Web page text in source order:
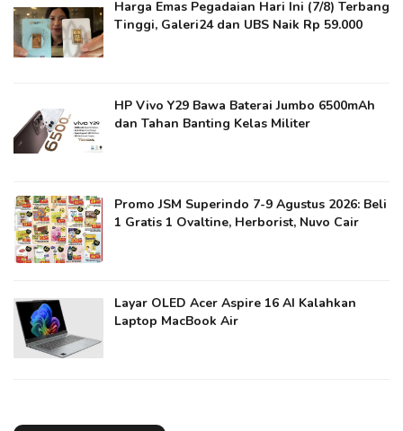
Harga Emas Pegadaian Hari Ini (7/8) Terbang
Tinggi, Galeri24 dan UBS Naik Rp 59.000
HP Vivo Y29 Bawa Baterai Jumbo 6500mAh
dan Tahan Banting Kelas Militer
Promo JSM Superindo 7-9 Agustus 2026: Beli
1 Gratis 1 Ovaltine, Herborist, Nuvo Cair
Layar OLED Acer Aspire 16 AI Kalahkan
Laptop MacBook Air